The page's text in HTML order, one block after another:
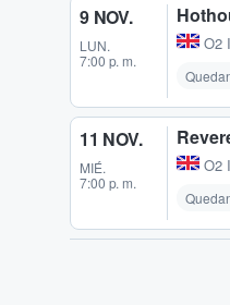
9 NOV.
LUN.
7:00 p. m.
O2
11 NOV.
MIÉ.
7:00 p. m.
O2